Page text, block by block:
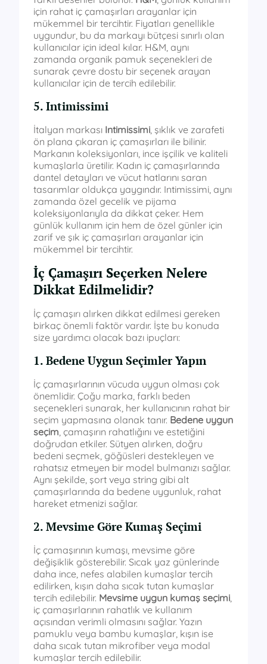
için rahat iç çamaşırları arayanlar için
mükemmel bir tercihtir. Fiyatları genellikle
uygundur, bu da markayı bütçesi sınırlı olan
kullanıcılar için ideal kılar. H&M, aynı
zamanda organik pamuk seçenekleri de
sunarak çevre dostu bir seçenek arayan
kullanıcılar için de tercih edilebilir.
5. Intimissimi
İtalyan markası Intimissimi , şıklık ve zarafeti
ön plana çıkaran iç çamaşırları ile bilinir.
Markanın koleksiyonları, ince işçilik ve kaliteli
kumaşlarla üretilir. Kadın iç çamaşırlarında
dantel detayları ve vücut hatlarını saran
tasarımlar oldukça yaygındır. Intimissimi, aynı
zamanda özel gecelik ve pijama
koleksiyonlarıyla da dikkat çeker. Hem
günlük kullanım için hem de özel günler için
zarif ve şık iç çamaşırları arayanlar için
mükemmel bir tercihtir.
İç Çamaşırı Seçerken Nelere
Dikkat Edilmelidir?
İç çamaşırı alırken dikkat edilmesi gereken
birkaç önemli faktör vardır. İşte bu konuda
size yardımcı olacak bazı ipuçları:
1. Bedene Uygun Seçimler Yapın
İç çamaşırlarının vücuda uygun olması çok
önemlidir. Çoğu marka, farklı beden
seçenekleri sunarak, her kullanıcının rahat bir
seçim yapmasına olanak tanır. Bedene uygun
seçim , çamaşırın rahatlığını ve estetiğini
doğrudan etkiler. Sütyen alırken, doğru
bedeni seçmek, göğüsleri destekleyen ve
rahatsız etmeyen bir model bulmanızı sağlar.
Aynı şekilde, şort veya string gibi alt
çamaşırlarında da bedene uygunluk, rahat
hareket etmenizi sağlar.
2. Mevsime Göre Kumaş Seçimi
İç çamaşırının kumaşı, mevsime göre
değişiklik gösterebilir. Sıcak yaz günlerinde
daha ince, nefes alabilen kumaşlar tercih
edilirken, kışın daha sıcak tutan kumaşlar
tercih edilebilir. Mevsime uygun kumaş seçimi
iç çamaşırlarının rahatlık ve kullanım
açısından verimli olmasını sağlar. Yazın
pamuklu veya bambu kumaşlar, kışın ise
daha sıcak tutan mikrofiber veya modal
kumaşlar tercih edilebilir.